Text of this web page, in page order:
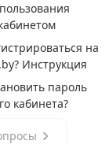
›
›
›
на
Инструкция
пароль
кабинета?